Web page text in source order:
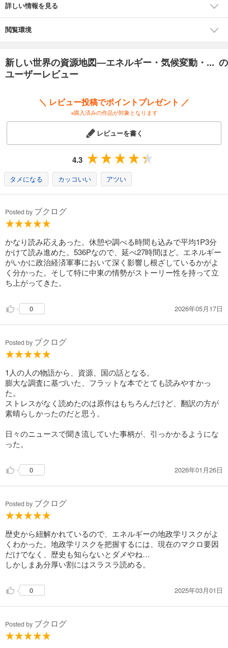
［ロシア］市場を求めて中国と急接近
［中国］「一帯一路」で中東・欧州にも影響大
［中東］石油需要枯渇への危機感が増す
詳しい情報を見る
閲覧環境
新しい世界の資源地図―エネルギー・気候変動・... の
ユーザーレビュー
＼ レビュー投稿でポイントプレゼント ／
※購入済みの作品が対象となります
レビューを書く
4.3
タメになる カッコいい アツい
Posted by ブクログ
かなり読み応えあった。休憩や調べる時間も込みで平均1P3分
かけて読み進めた。536Pなので、延べ27時間ほど。エネルギー
がいかに政治経済軍事において深く影響し根ざしているかがよ
く分かった。そして特に中東の情勢がストーリー性を持って立
ち上がってきた。
0 2026年05月17日
Posted by ブクログ
1人の人の物語から、資源、国の話となる。
膨大な調査に基づいた、フラットな本でとても読みやすかっ
た。
ストレスがなく読めたのは原作はもちろんだけど、翻訳の方が
素晴らしかったのだと思う。
日々のニュースで聞き流していた事柄が、引っかかるようにな
った。
0 2026年01月26日
Posted by ブクログ
歴史から紐解かれているので、エネルギーの地政学リスクがよ
くわかった。地政学リスクを把握するには、現在のマクロ要因
だけでなく、歴史も知らないとダメやね…
しかしまあ分厚い割にはスラスラ読める。
0 2025年03月01日
Posted by ブクログ